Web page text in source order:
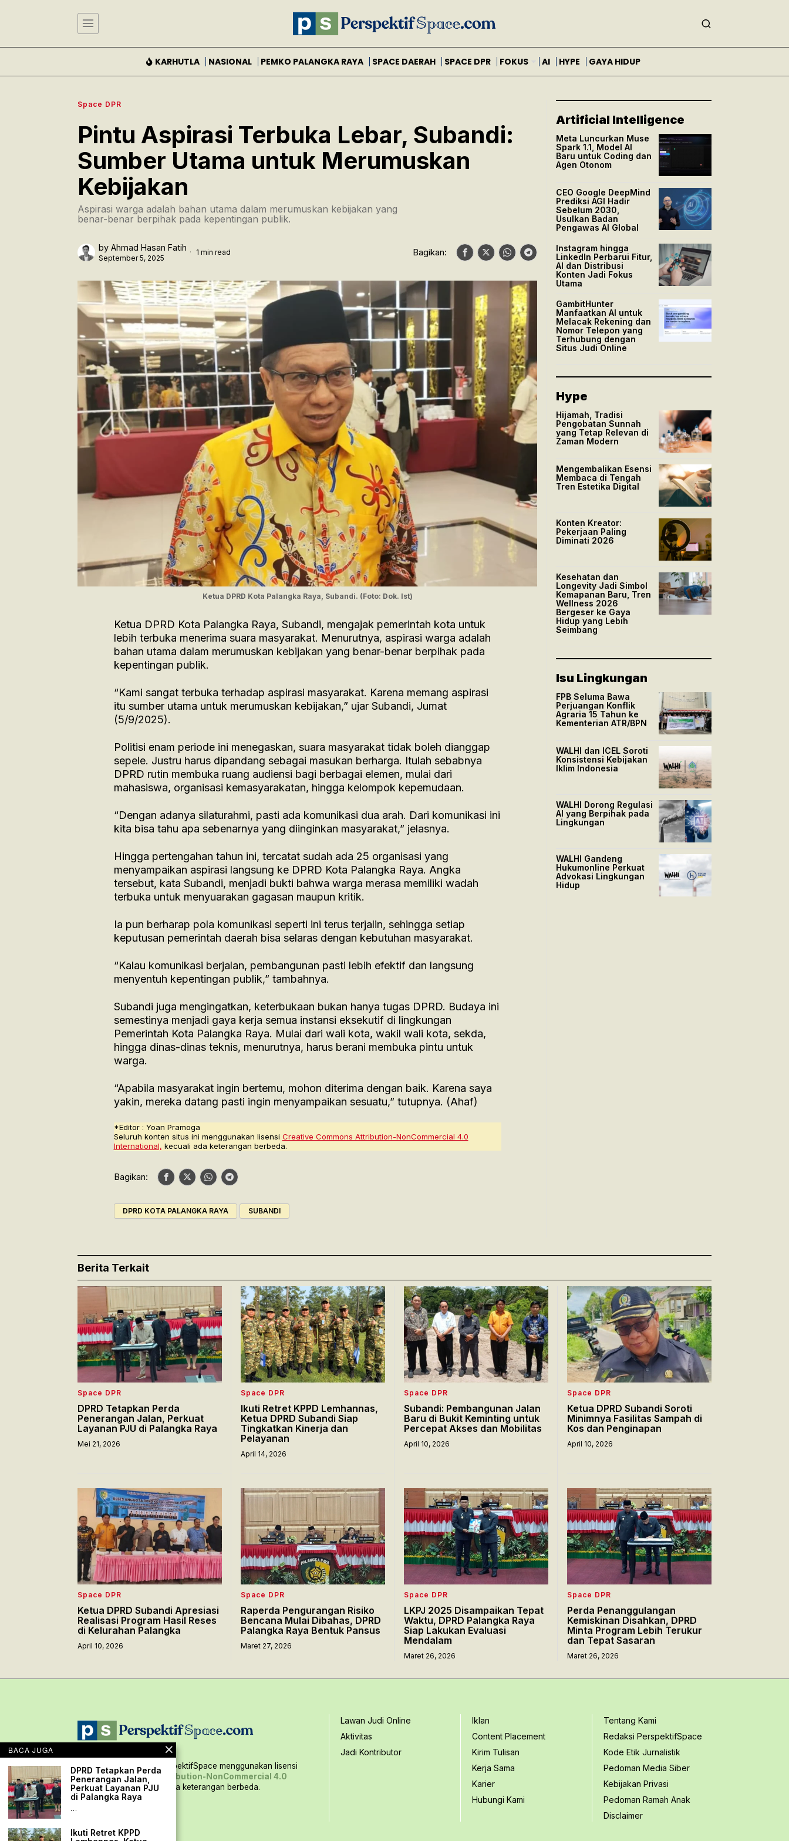
KARHUTLA NASIONAL PEMKO PALANGKA RAYA SPACE DAERAH SPACE DPR FOKUS AI HYPE GAYA HIDUP
Space DPR
Pintu Aspirasi Terbuka Lebar, Subandi:
Sumber Utama untuk Merumuskan
Kebijakan
Aspirasi warga adalah bahan utama dalam merumuskan kebijakan yang
benar-benar berpihak pada kepentingan publik.
by Ahmad Hasan Fatih
September 5, 2025
1 min read Bagikan:
Ketua DPRD Kota Palangka Raya, Subandi. (Foto: Dok. Ist)
Ketua DPRD Kota Palangka Raya, Subandi, mengajak pemerintah kota untuk
lebih terbuka menerima suara masyarakat. Menurutnya, aspirasi warga adalah
bahan utama dalam merumuskan kebijakan yang benar-benar berpihak pada
kepentingan publik.
“Kami sangat terbuka terhadap aspirasi masyarakat. Karena memang aspirasi
itu sumber utama untuk merumuskan kebijakan,” ujar Subandi, Jumat
(5/9/2025).
Politisi enam periode ini menegaskan, suara masyarakat tidak boleh dianggap
sepele. Justru harus dipandang sebagai masukan berharga. Itulah sebabnya
DPRD rutin membuka ruang audiensi bagi berbagai elemen, mulai dari
mahasiswa, organisasi kemasyarakatan, hingga kelompok kepemudaan.
“Dengan adanya silaturahmi, pasti ada komunikasi dua arah. Dari komunikasi ini
kita bisa tahu apa sebenarnya yang diinginkan masyarakat,” jelasnya.
Hingga pertengahan tahun ini, tercatat sudah ada 25 organisasi yang
menyampaikan aspirasi langsung ke DPRD Kota Palangka Raya. Angka
tersebut, kata Subandi, menjadi bukti bahwa warga merasa memiliki wadah
terbuka untuk menyuarakan gagasan maupun kritik.
Ia pun berharap pola komunikasi seperti ini terus terjalin, sehingga setiap
keputusan pemerintah daerah bisa selaras dengan kebutuhan masyarakat.
“Kalau komunikasi berjalan, pembangunan pasti lebih efektif dan langsung
menyentuh kepentingan publik,” tambahnya.
Subandi juga mengingatkan, keterbukaan bukan hanya tugas DPRD. Budaya ini
semestinya menjadi gaya kerja semua instansi eksekutif di lingkungan
Pemerintah Kota Palangka Raya. Mulai dari wali kota, wakil wali kota, sekda,
hingga dinas-dinas teknis, menurutnya, harus berani membuka pintu untuk
warga.
“Apabila masyarakat ingin bertemu, mohon diterima dengan baik. Karena saya
yakin, mereka datang pasti ingin menyampaikan sesuatu,” tutupnya. (Ahaf)
*Editor : Yoan Pramoga
Seluruh konten situs ini menggunakan lisensi Creative Commons Attribution-NonCommercial 4.0
International, kecuali ada keterangan berbeda.
Bagikan:
DPRD KOTA PALANGKA RAYA SUBANDI
Artificial Intelligence
Meta Luncurkan Muse
Spark 1.1, Model AI
Baru untuk Coding dan
Agen Otonom
CEO Google DeepMind
Prediksi AGI Hadir
Sebelum 2030,
Usulkan Badan
Pengawas AI Global
Instagram hingga
LinkedIn Perbarui Fitur,
AI dan Distribusi
Konten Jadi Fokus
Utama
GambitHunter
Manfaatkan AI untuk
Melacak Rekening dan
Nomor Telepon yang
Terhubung dengan
Situs Judi Online
Hype
Hijamah, Tradisi
Pengobatan Sunnah
yang Tetap Relevan di
Zaman Modern
Mengembalikan Esensi
Membaca di Tengah
Tren Estetika Digital
Konten Kreator:
Pekerjaan Paling
Diminati 2026
Kesehatan dan
Longevity Jadi Simbol
Kemapanan Baru, Tren
Wellness 2026
Bergeser ke Gaya
Hidup yang Lebih
Seimbang
Isu Lingkungan
FPB Seluma Bawa
Perjuangan Konflik
Agraria 15 Tahun ke
Kementerian ATR/BPN
WALHI dan ICEL Soroti
Konsistensi Kebijakan
Iklim Indonesia
WALHI Dorong Regulasi
AI yang Berpihak pada
Lingkungan
WALHI Gandeng
Hukumonline Perkuat
Advokasi Lingkungan
Hidup
Berita Terkait
Space DPR
DPRD Tetapkan Perda
Penerangan Jalan, Perkuat
Layanan PJU di Palangka Raya
Mei 21, 2026
Space DPR
Ikuti Retret KPPD Lemhannas,
Ketua DPRD Subandi Siap
Tingkatkan Kinerja dan
Pelayanan
April 14, 2026
Space DPR
Subandi: Pembangunan Jalan
Baru di Bukit Keminting untuk
Percepat Akses dan Mobilitas
April 10, 2026
Space DPR
Ketua DPRD Subandi Soroti
Minimnya Fasilitas Sampah di
Kos dan Penginapan
April 10, 2026
Space DPR
Ketua DPRD Subandi Apresiasi
Realisasi Program Hasil Reses
di Kelurahan Palangka
April 10, 2026
Space DPR
Raperda Pengurangan Risiko
Bencana Mulai Dibahas, DPRD
Palangka Raya Bentuk Pansus
Maret 27, 2026
Space DPR
LKPJ 2025 Disampaikan Tepat
Waktu, DPRD Palangka Raya
Siap Lakukan Evaluasi
Mendalam
Maret 26, 2026
Space DPR
Perda Penanggulangan
Kemiskinan Disahkan, DPRD
Minta Program Lebih Terukur
dan Tepat Sasaran
Maret 26, 2026
Seluruh konten situs PerspektifSpace menggunakan lisensi
Creative Commons Attribution-NonCommercial 4.0
International,kecuali ada keterangan berbeda.
Lawan Judi Online
Aktivitas
Jadi Kontributor
Iklan
Content Placement
Kirim Tulisan
Kerja Sama
Karier
Hubungi Kami
Tentang Kami
Redaksi PerspektifSpace
Kode Etik Jurnalistik
Pedoman Media Siber
Kebijakan Privasi
Pedoman Ramah Anak
Disclaimer
BACA JUGA
DPRD Tetapkan Perda
Penerangan Jalan,
Perkuat Layanan PJU
di Palangka Raya
…
Ikuti Retret KPPD